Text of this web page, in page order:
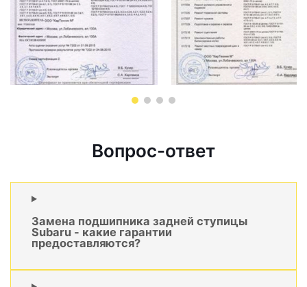
Вопрос-ответ
Замена подшипника задней ступицы
Subaru - какие гарантии
предоставляются?